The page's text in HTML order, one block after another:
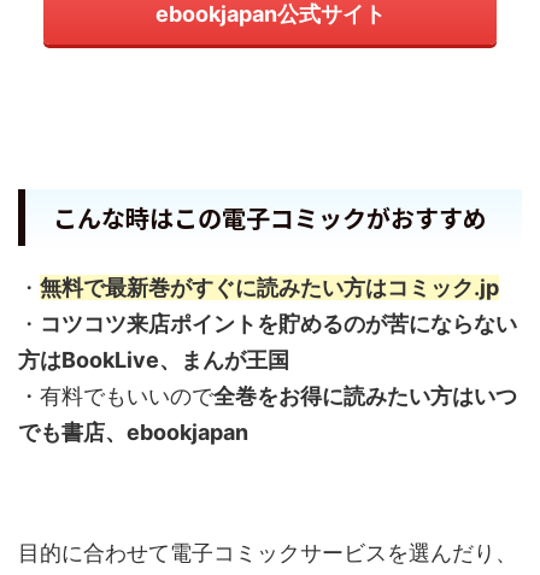
ebookjapan公式サイト
こんな時はこの電子コミックがおすすめ
・ 無料で最新巻がすぐに読みたい方はコミック.jp
・ コツコツ来店ポイントを貯めるのが苦にならない
方はBookLive、まんが王国
・有料でもいいので全巻をお得に読みたい方はいつ
でも書店、ebookjapan
目的に合わせて電子コミックサービスを選んだり、